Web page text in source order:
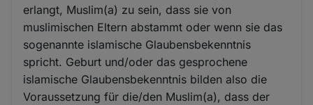
erlangt, Muslim(a) zu sein, dass sie von
muslimischen Eltern abstammt oder wenn sie das
sogenannte islamische Glaubensbekenntnis
spricht. Geburt und/oder das gesprochene
islamische Glaubensbekenntnis bilden also die
Voraussetzung für die/den Muslim(a), dass der